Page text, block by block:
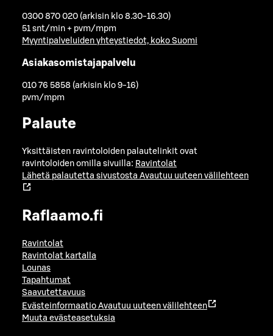
0300 870 020 (arkisin klo 8.30-16.30)
51 snt/min + pvm/mpm
Myyntipalveluiden yhteystiedot, koko Suomi
Asiakasomistajapalvelu
010 76 5858 (arkisin klo 9-16)
pvm/mpm
Palaute
Yksittäisten ravintoloiden palautelinkit ovat
ravintoloiden omilla sivuilla: Ravintolat
Lähetä palautetta sivustosta Avautuu uuteen välilehteen
Raflaamo.fi
Ravintolat
Ravintolat kartalla
Lounas
Tapahtumat
Saavutettavuus
Evästeinformaatio Avautuu uuteen välilehteen
Muuta evästeasetuksia